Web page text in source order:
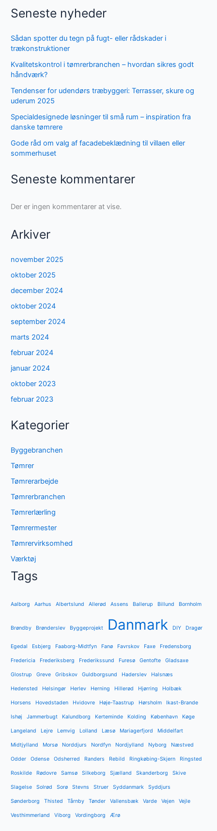
Seneste nyheder
Sådan spotter du tegn på fugt- eller rådskader i
trækonstruktioner
Kvalitetskontrol i tømrerbranchen – hvordan sikres godt
håndværk?
Tendenser for udendørs træbyggeri: Terrasser, skure og
uderum 2025
Specialdesignede løsninger til små rum – inspiration fra
danske tømrere
Gode råd om valg af facadebeklædning til villaen eller
sommerhuset
Seneste kommentarer
Der er ingen kommentarer at vise.
Arkiver
november 2025
oktober 2025
december 2024
oktober 2024
september 2024
marts 2024
februar 2024
januar 2024
oktober 2023
februar 2023
Kategorier
Byggebranchen
Tømrer
Tømrerarbejde
Tømrerbranchen
Tømrerlærling
Tømrermester
Tømrervirksomhed
Værktøj
Tags
Aalborg Aarhus Albertslund Allerød Assens Ballerup Billund Bornholm
Brøndby Brønderslev Byggeprojekt Danmark DIY Dragør
Egedal Esbjerg Faaborg-Midtfyn Fanø Favrskov Faxe Fredensborg
Fredericia Frederiksberg Frederikssund Furesø Gentofte Gladsaxe
Glostrup Greve Gribskov Guldborgsund Haderslev Halsnæs
Hedensted Helsingør Herlev Herning Hillerød Hjørring Holbæk
Horsens Hovedstaden Hvidovre Høje-Taastrup Hørsholm Ikast-Brande
Ishøj Jammerbugt Kalundborg Kerteminde Kolding København Køge
Langeland Lejre Lemvig Lolland Læsø Mariagerfjord Middelfart
Midtjylland Morsø Norddjurs Nordfyn Nordjylland Nyborg Næstved
Odder Odense Odsherred Randers Rebild Ringkøbing-Skjern Ringsted
Roskilde Rødovre Samsø Silkeborg Sjælland Skanderborg Skive
Slagelse Solrød Sorø Stevns Struer Syddanmark Syddjurs
Sønderborg Thisted Tårnby Tønder Vallensbæk Varde Vejen Vejle
Vesthimmerland Viborg Vordingborg Ærø